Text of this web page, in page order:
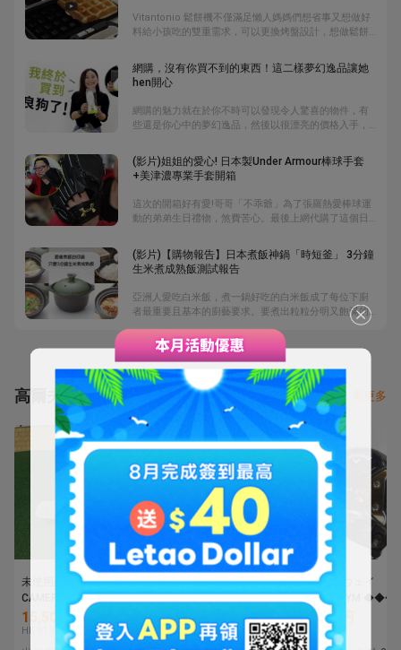
Vitantonio 鬆餅機不僅滿足懶人媽媽們想省事又想做好
料給小孩吃的雙重需求，可以更換烤盤設計，想做鬆餅
網購，沒有你買不到的東西！這二樣夢幻逸品讓她
hen開心
網購的魅力就在於你不時可以發現令人驚喜的物件，有
些還是你心中的夢幻逸品，然後以很漂亮的價格入手，
(影片)姐姐的愛心! 日本製Under Armour棒球手套
+美津濃專業手套開箱
這次的開箱好有愛!哥哥「不乖爺」為了張羅熱愛棒球運
動的弟弟生日禮物，煞費苦心。最後上網代購了這個日
經過湯揉，幾乎是全新品。原本要6萬日幣，最後花了
6000台幣，他非常開心。
(影片)【購物報告】日本煮飯神鍋「時短釜」 3分鐘
生米煮成熟飯測試報告
亞洲人愛吃白米飯，煮一鍋好吃的白米飯成了每位下廚
者最重要且基本的廚藝要求。要煮出粒粒分明又飽滿的
白米飯，除了在洗米階段就有一定眉角外，挑選一只好
的煮飯鍋更是關鍵。多數人講究方便而用電子鍋，但土
鍋煮飯好吃，容錯率低，也不用時時刻刻去關心火的狀
況，非常適合家庭使用。【樂淘購物報告】請來料理達
人花花，要來測試日本現在正流行的「時短釜」，是否
真的那麼好用，竟然只要3分鐘，就可以把生米煮成熟
飯......
高爾夫球杆 看更多
未使用品SCOTTY
CAMERON スコッティキ
ャメロン パター Lucky
Clover SELECT ニューポ
ート2 ラッキークローバ
15,500円
HK 813.8
■キャロウェイ
■PARADYM Ai SMOKE
5W■5W■S■SPEEDER
NX BLACK 50■中古■1円
11,100円
HK 582.8
■キャロウェイ
■PARADYM ◆◆◆
for CW(PARADYM
訳有中古■1円～
5,775円
HK 303.2